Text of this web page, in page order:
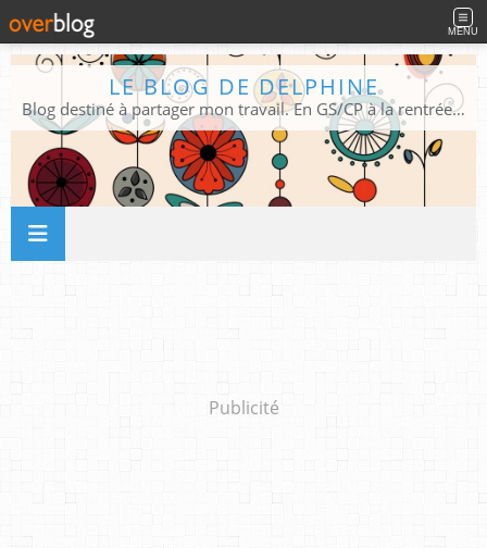
MENU
LE BLOG DE DELPHINE
Blog destiné à partager mon travail. En GS/CP à la rentrée 2026/2027 !
Publicité